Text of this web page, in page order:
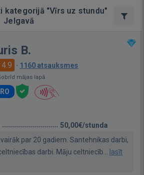
kategorijā "Vīrs uz stundu"
Jelgavā
B.
4.9 · 1160 atsauksmes
mājas lapā
50,00€/stunda
par 20 gadiem. Santehnikas darbi,
darbi. Māju celtniecīb...
lasīt